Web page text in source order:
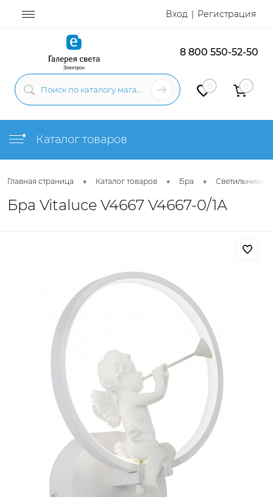
Вход Регистрация
8 800 550-52-50
0 0
Каталог товаров
Главная страница • Каталог товаров • Бра • Светильники
Бра Vitaluce V4667 V4667-0/1A